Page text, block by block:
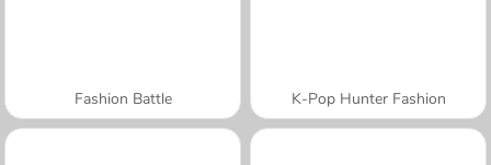
Fashion Battle K-Pop Hunter Fashion